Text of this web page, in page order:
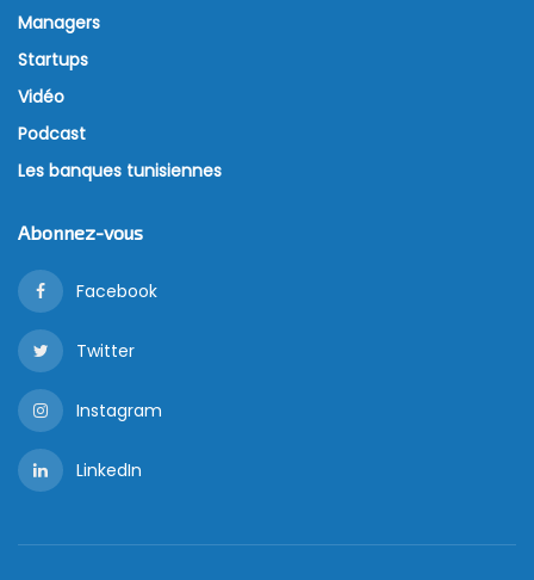
Managers
Startups
Vidéo
Podcast
Les banques tunisiennes
Abonnez-vous
Facebook
Twitter
Instagram
LinkedIn